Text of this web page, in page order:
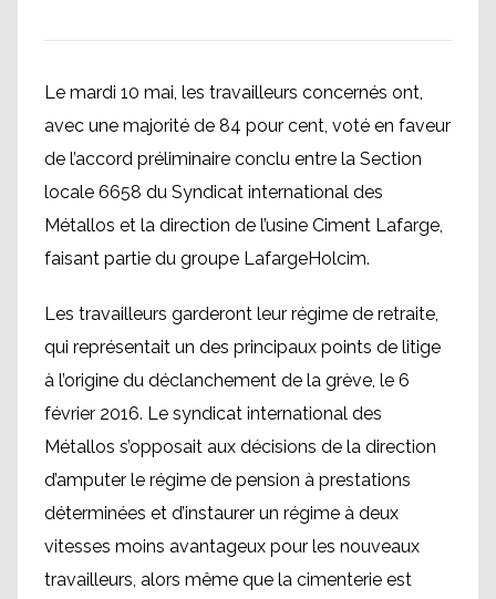
Le mardi 10 mai, les travailleurs concernés ont,
avec une majorité de 84 pour cent, voté en faveur
de l’accord préliminaire conclu entre la Section
locale 6658 du Syndicat international des
Métallos et la direction de l’usine Ciment Lafarge,
faisant partie du groupe LafargeHolcim.
Les travailleurs garderont leur régime de retraite,
qui représentait un des principaux points de litige
à l’origine du déclanchement de la grève, le 6
février 2016. Le syndicat international des
Métallos s’opposait aux décisions de la direction
d’amputer le régime de pension à prestations
déterminées et d’instaurer un régime à deux
vitesses moins avantageux pour les nouveaux
travailleurs, alors même que la cimenterie est